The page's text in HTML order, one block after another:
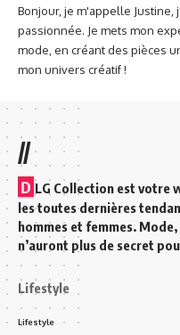
Bonjour, je m'appelle Justine,
passionnée. Je mets mon
mode, en créant des pièces
mon univers créatif !
//
D LG Collection est votre
les toutes dernières
hommes et femmes.
n’auront plus de secret
Lifestyle
Lifestyle